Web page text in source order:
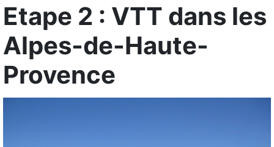
Etape 2 : VTT dans les
Alpes-de-Haute-
Provence